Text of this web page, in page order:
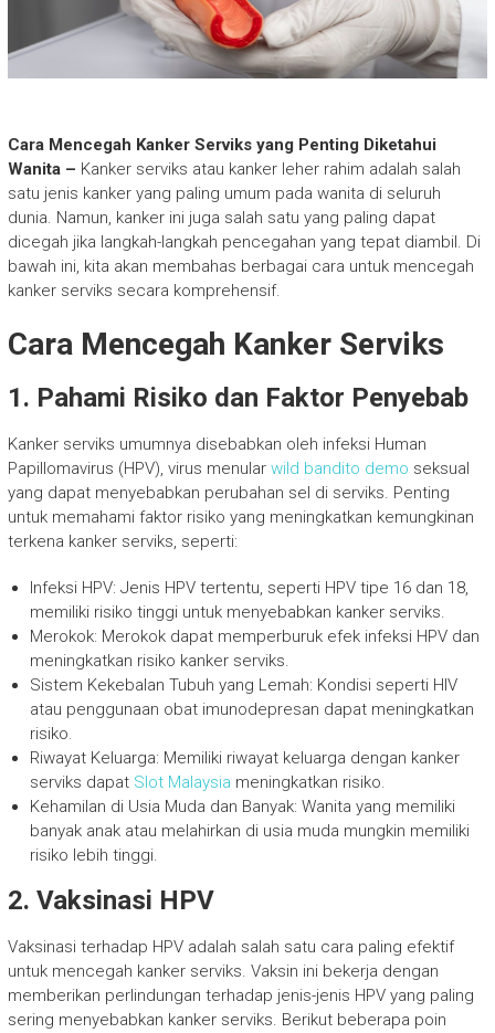
Cara Mencegah Kanker Serviks yang Penting Diketahui
Wanita – Kanker serviks atau kanker leher rahim adalah salah
satu jenis kanker yang paling umum pada wanita di seluruh
dunia. Namun, kanker ini juga salah satu yang paling dapat
dicegah jika langkah-langkah pencegahan yang tepat diambil. Di
bawah ini, kita akan membahas berbagai cara untuk mencegah
kanker serviks secara komprehensif.
Cara Mencegah Kanker Serviks
1. Pahami Risiko dan Faktor Penyebab
Kanker serviks umumnya disebabkan oleh infeksi Human
Papillomavirus (HPV), virus menular wild bandito demo seksual
yang dapat menyebabkan perubahan sel di serviks. Penting
untuk memahami faktor risiko yang meningkatkan kemungkinan
terkena kanker serviks, seperti:
Infeksi HPV: Jenis HPV tertentu, seperti HPV tipe 16 dan 18,
memiliki risiko tinggi untuk menyebabkan kanker serviks.
Merokok: Merokok dapat memperburuk efek infeksi HPV dan
meningkatkan risiko kanker serviks.
Sistem Kekebalan Tubuh yang Lemah: Kondisi seperti HIV
atau penggunaan obat imunodepresan dapat meningkatkan
risiko.
Riwayat Keluarga: Memiliki riwayat keluarga dengan kanker
serviks dapat Slot Malaysia meningkatkan risiko.
Kehamilan di Usia Muda dan Banyak: Wanita yang memiliki
banyak anak atau melahirkan di usia muda mungkin memiliki
risiko lebih tinggi.
2. Vaksinasi HPV
Vaksinasi terhadap HPV adalah salah satu cara paling efektif
untuk mencegah kanker serviks. Vaksin ini bekerja dengan
memberikan perlindungan terhadap jenis-jenis HPV yang paling
sering menyebabkan kanker serviks. Berikut beberapa poin